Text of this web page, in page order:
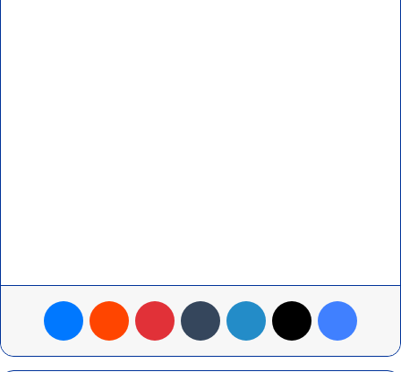
فيسبوك لينكدإن بينتيريست ماسنجر